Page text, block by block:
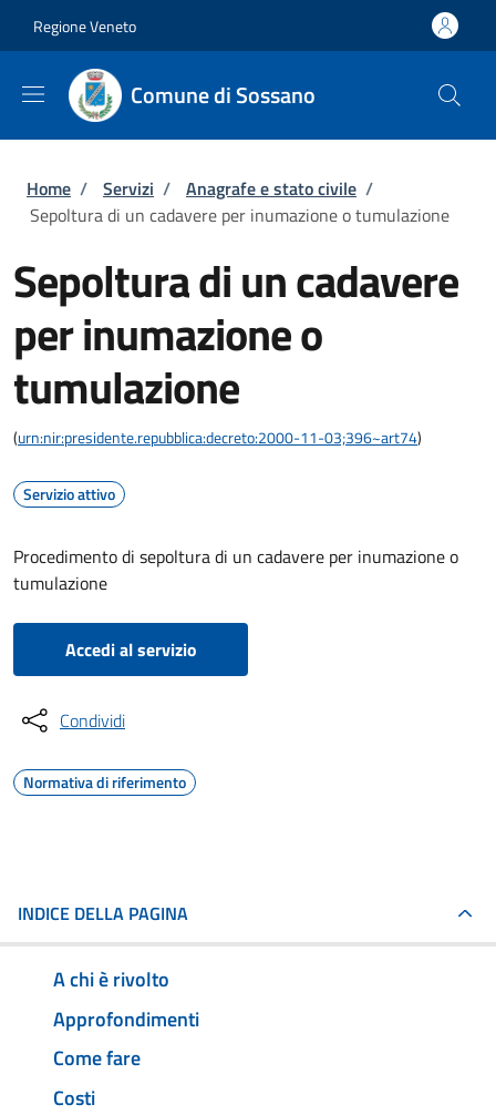
Regione Veneto
Comune di Sossano
Briciole di pane
Home / Servizi / Anagrafe e stato civile /
Sepoltura di un cadavere per inumazione o tumulazione
Sepoltura di un cadavere
per inumazione o
tumulazione
(urn:nir:presidente.repubblica:decreto:2000-11-03;396~art74)
Servizio attivo
Procedimento di sepoltura di un cadavere per inumazione o
tumulazione
Accedi al servizio
Condividi
Normativa di riferimento
INDICE DELLA PAGINA
A chi è rivolto
Approfondimenti
Come fare
Costi